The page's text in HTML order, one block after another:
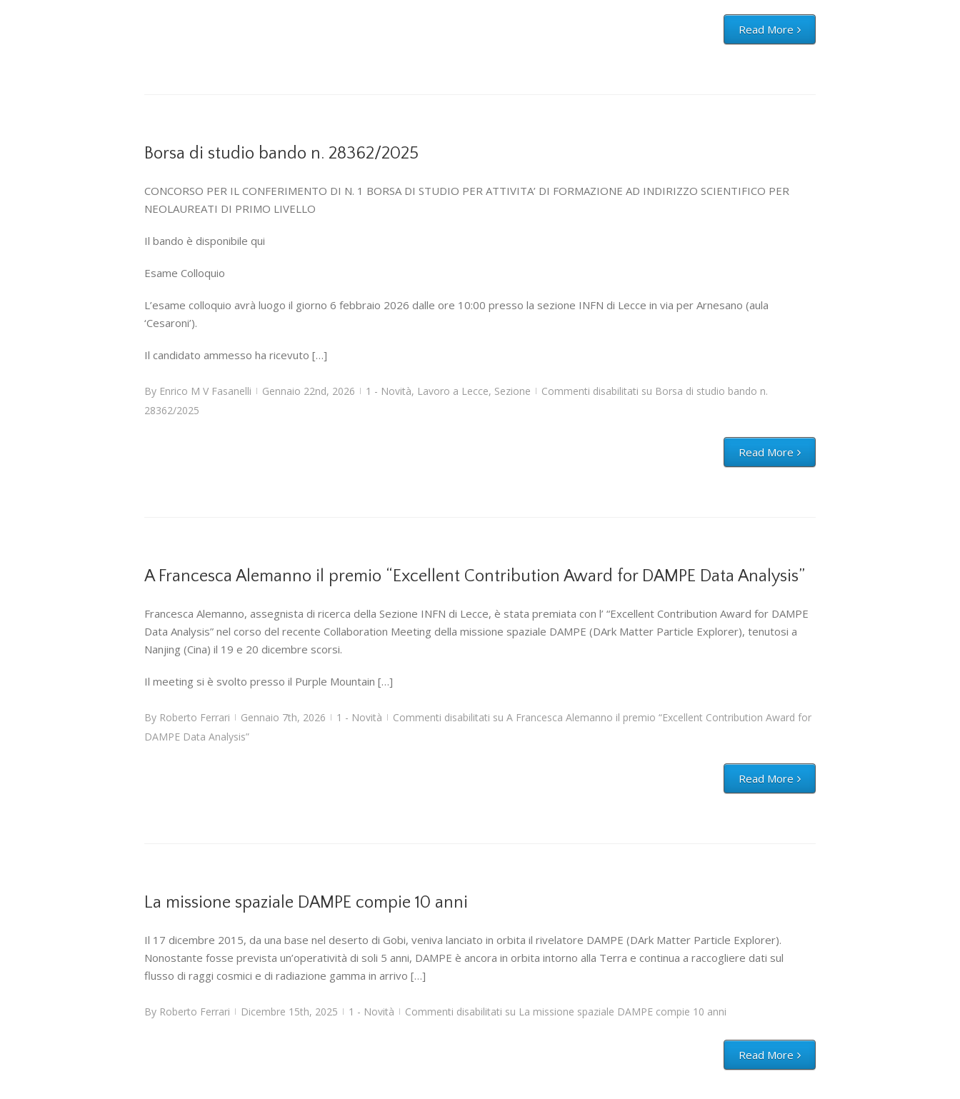
Read More
Borsa di studio bando n. 28362/2025
CONCORSO PER IL CONFERIMENTO DI N. 1 BORSA DI STUDIO PER ATTIVITA’ DI FORMAZIONE AD INDIRIZZO SCIENTIFICO PER
NEOLAUREATI DI PRIMO LIVELLO
Il bando è disponibile qui
Esame Colloquio
L’esame colloquio avrà luogo il giorno 6 febbraio 2026 dalle ore 10:00 presso la sezione INFN di Lecce in via per Arnesano (aula
‘Cesaroni’).
Il candidato ammesso ha ricevuto […]
By Enrico M V Fasanelli | Gennaio 22nd, 2026 | 1 - Novità, Lavoro a Lecce, Sezione | Commenti disabilitati su Borsa di studio bando n.
28362/2025
Read More
A Francesca Alemanno il premio “Excellent Contribution Award for DAMPE Data Analysis”
Francesca Alemanno, assegnista di ricerca della Sezione INFN di Lecce, è stata premiata con l’ “Excellent Contribution Award for DAMPE
Data Analysis” nel corso del recente Collaboration Meeting della missione spaziale DAMPE (DArk Matter Particle Explorer), tenutosi a
Nanjing (Cina) il 19 e 20 dicembre scorsi.
Il meeting si è svolto presso il Purple Mountain […]
By Roberto Ferrari | Gennaio 7th, 2026 | 1 - Novità | Commenti disabilitati su A Francesca Alemanno il premio “Excellent Contribution Award for
DAMPE Data Analysis”
Read More
La missione spaziale DAMPE compie 10 anni
Il 17 dicembre 2015, da una base nel deserto di Gobi, veniva lanciato in orbita il rivelatore DAMPE (DArk Matter Particle Explorer).
Nonostante fosse prevista un’operatività di soli 5 anni, DAMPE è ancora in orbita intorno alla Terra e continua a raccogliere dati sul
flusso di raggi cosmici e di radiazione gamma in arrivo […]
By Roberto Ferrari | Dicembre 15th, 2025 | 1 - Novità | Commenti disabilitati su La missione spaziale DAMPE compie 10 anni
Read More